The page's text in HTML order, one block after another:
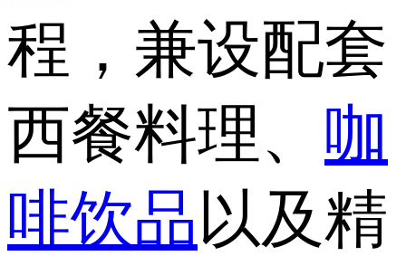
程，兼设配套
西餐料理、 咖
啡饮品以及精